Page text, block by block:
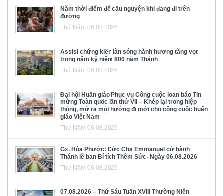
Năm thời điểm để cầu nguyện khi đang đi trên
đường
Thứ Năm 06.08.2026
Assisi chứng kiến làn sóng hành hương tăng vọt
trong năm kỷ niệm 800 năm Thánh
Thứ Năm 06.08.2026
Đại hội Huấn giáo Phục vụ Công cuộc loan báo Tin
mừng Toàn quốc lần thứ VII – Khép lại trong hiệp
thông, mở ra một hướng đi mới cho công cuộc huấn
giáo Việt Nam
Thứ Năm 06.08.2026
Gx. Hòa Phước: Đức Cha Emmanuel cử hành
Thánh lễ ban Bí tích Thêm Sức- Ngày 06.08.2026
Thứ Năm 06.08.2026
07.08.2026 – Thứ Sáu Tuần XVIII Thường Niên